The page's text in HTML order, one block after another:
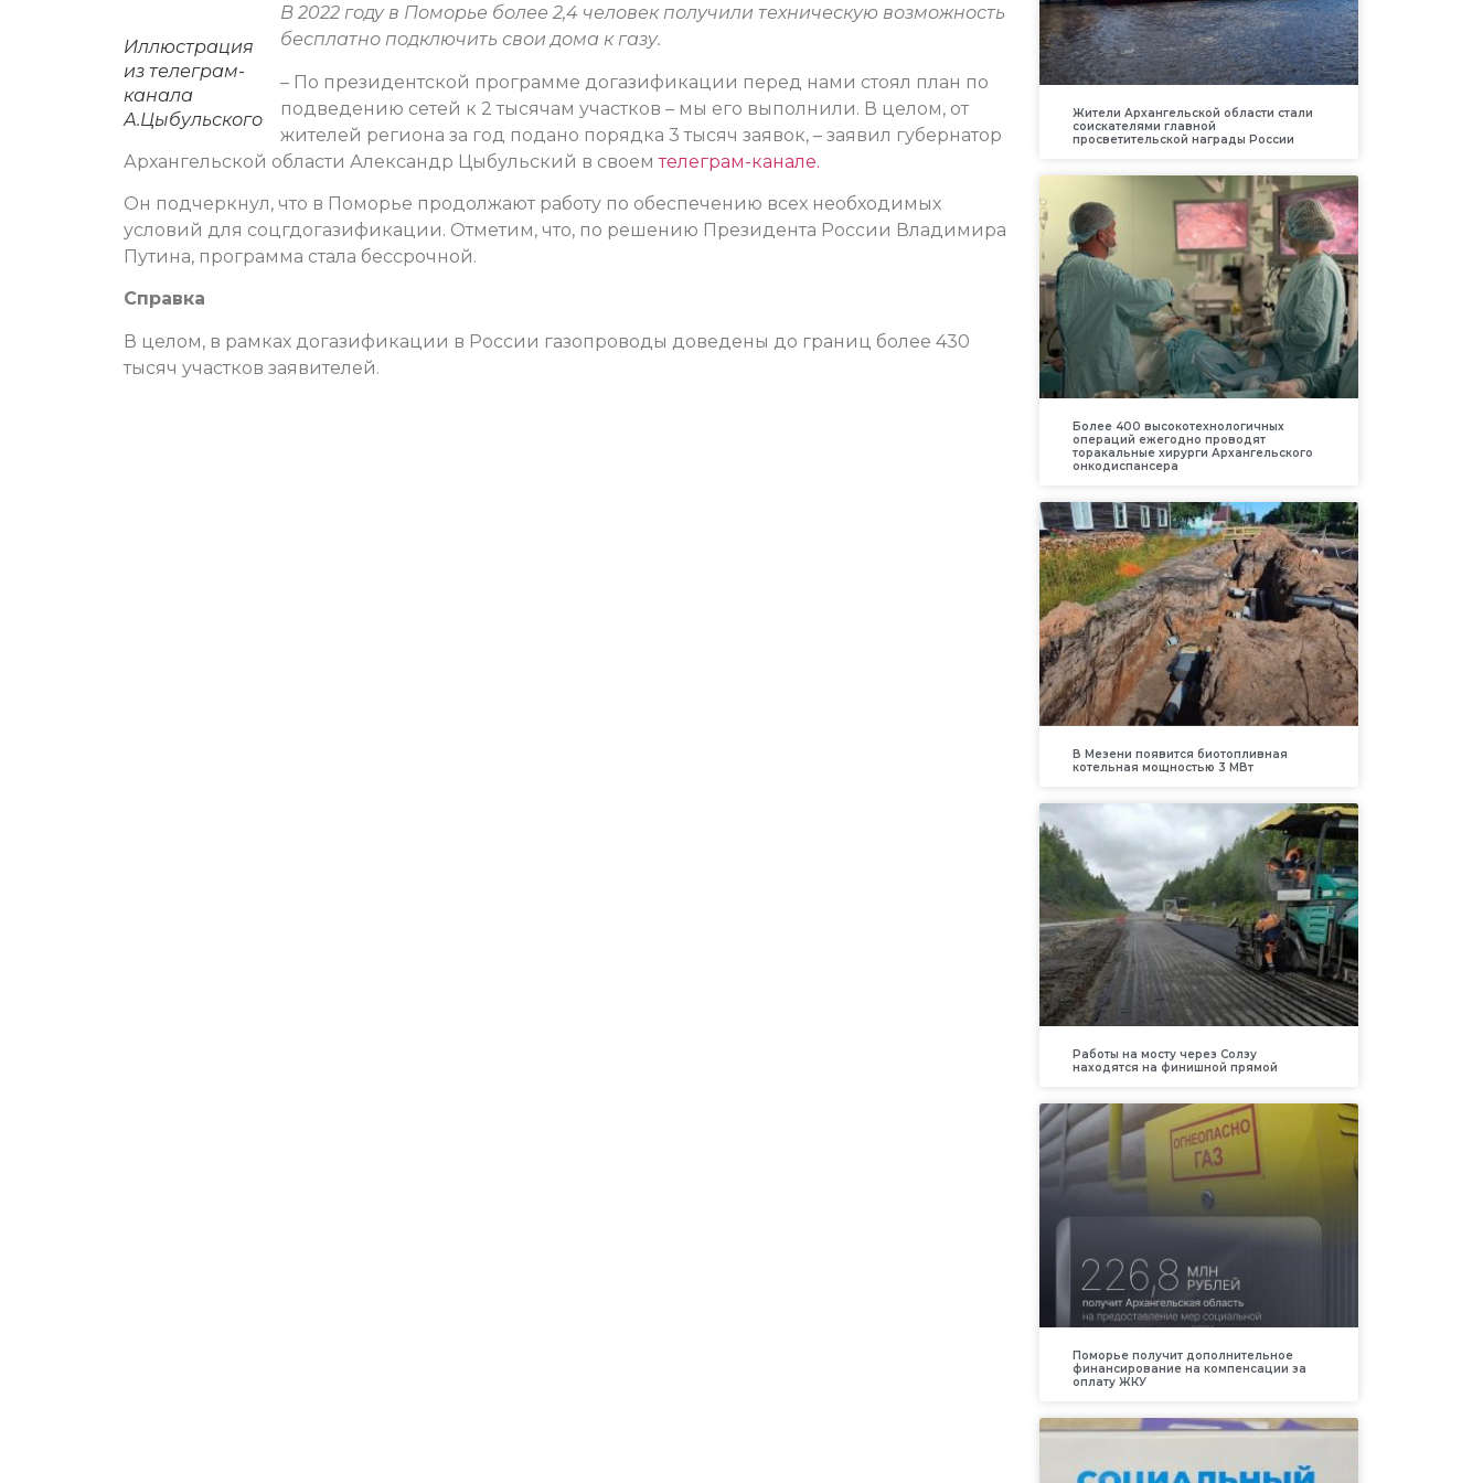
Иллюстрация
из телеграм-
канала
А.Цыбульского
В 2022 году в Поморье более 2,4 человек получили техническую возможность
бесплатно подключить свои дома к газу.
– По президентской программе догазификации перед нами стоял план по
подведению сетей к 2 тысячам участков – мы его выполнили. В целом, от
жителей региона за год подано порядка 3 тысяч заявок, – заявил губернатор
Архангельской области Александр Цыбульский в своемтелеграм-канале.
Он подчеркнул, что в Поморье продолжают работу по обеспечению всех необходимых
условий для соцгдогазификации. Отметим, что, по решению Президента России Владимира
Путина, программа стала бессрочной.
Справка
В целом, в рамках догазификации в России газопроводы доведены до границ более 430
тысяч участков заявителей.
Жители Архангельской области стали
соискателями главной
просветительской награды России
Более 400 высокотехнологичных
операций ежегодно проводят
торакальные хирурги Архангельского
онкодиспансера
В Мезени появится биотопливная
котельная мощностью 3 МВт
Работы на мосту через Солзу
находятся на финишной прямой
Поморье получит дополнительное
финансирование на компенсации за
оплату ЖКУ